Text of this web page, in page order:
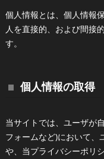
個人情報とは、個人情報
人を直接的、および間接
す。
個人情報の取得
当サイトでは、ユーザが
フォームなど)において、
や、当プライバシーポリ